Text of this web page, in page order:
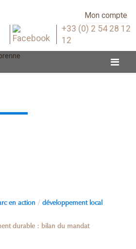
Mon compte
+33 (0) 2 54 28 12
12
en action développement local
durable : bilan du mandat